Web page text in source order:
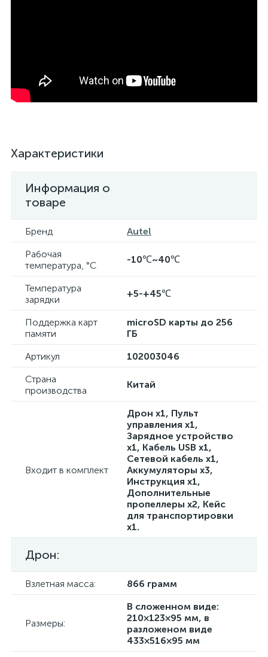
Характеристики
Информация о
товаре
Бренд
Autel
Рабочая
температура, °C
-10℃~40℃
Температура
зарядки
+5-+45℃
Поддержка карт
памяти
microSD карты до 256
ГБ
Артикул
102003046
Страна
производства
Китай
Входит в комплект
Дрон x1, Пульт
управления x1,
Зарядное устройство
x1, Кабель USB x1,
Сетевой кабель x1,
Аккумуляторы x3,
Инструкция x1,
Дополнительные
пропеллеры x2, Кейс
для транспортировки
x1.
Дрон:
Взлетная масса: 866 грамм
Размеры:
В сложенном виде:
210×123×95 мм, в
разложеном виде
433×516×95 мм